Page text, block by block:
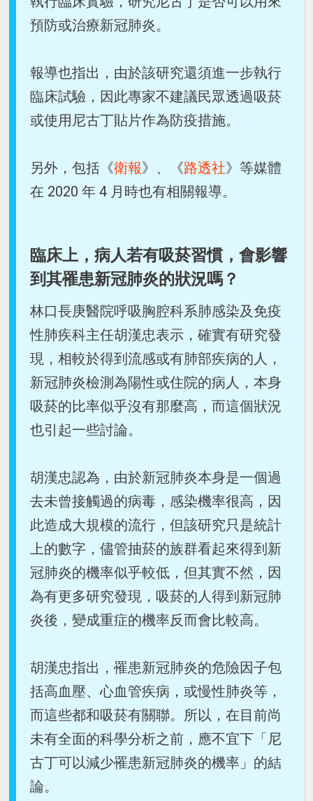
預防或治療新冠肺炎。
報導也指出，由於該研究還須進一步執行
臨床試驗，因此專家不建議民眾透過吸菸
或使用尼古丁貼片作為防疫措施。
另外，包括《衛報》、《路透社》等媒體
在 2020 年 4 月時也有相關報導。
臨床上，病人若有吸菸習慣，會影響
到其罹患新冠肺炎的狀況嗎？
林口長庚醫院呼吸胸腔科系肺感染及免疫
性肺疾科主任胡漢忠表示，確實有研究發
現，相較於得到流感或有肺部疾病的人，
新冠肺炎檢測為陽性或住院的病人，本身
吸菸的比率似乎沒有那麼高，而這個狀況
也引起一些討論。
胡漢忠認為，由於新冠肺炎本身是一個過
去未曾接觸過的病毒，感染機率很高，因
此造成大規模的流行，但該研究只是統計
上的數字，儘管抽菸的族群看起來得到新
冠肺炎的機率似乎較低，但其實不然，因
為有更多研究發現，吸菸的人得到新冠肺
炎後，變成重症的機率反而會比較高。
胡漢忠指出，罹患新冠肺炎的危險因子包
括高血壓、心血管疾病，或慢性肺炎等，
而這些都和吸菸有關聯。所以，在目前尚
未有全面的科學分析之前，應不宜下「尼
古丁可以減少罹患新冠肺炎的機率」的結
論。